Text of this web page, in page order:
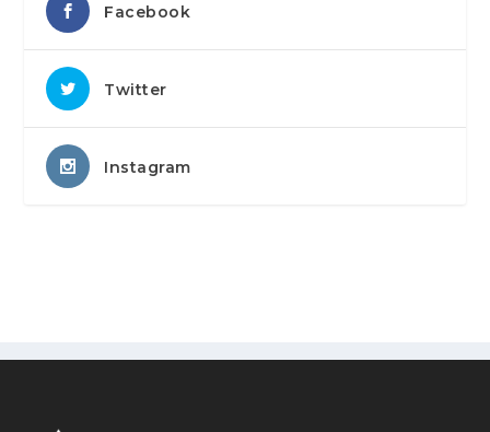
Facebook
Twitter
Instagram